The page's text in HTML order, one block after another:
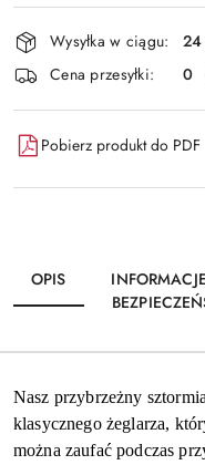
Dostępność
i
dostawa
Wysyłka w ciągu:
Cena przesyłki:
0
Pobierz produkt do PDF
OPIS
Nasz przybrzeżny
klasycznego żeglarza,
można zaufać podczas